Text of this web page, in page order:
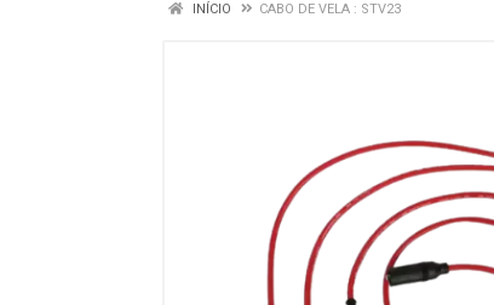
INÍCIO CABO DE VELA : STV23